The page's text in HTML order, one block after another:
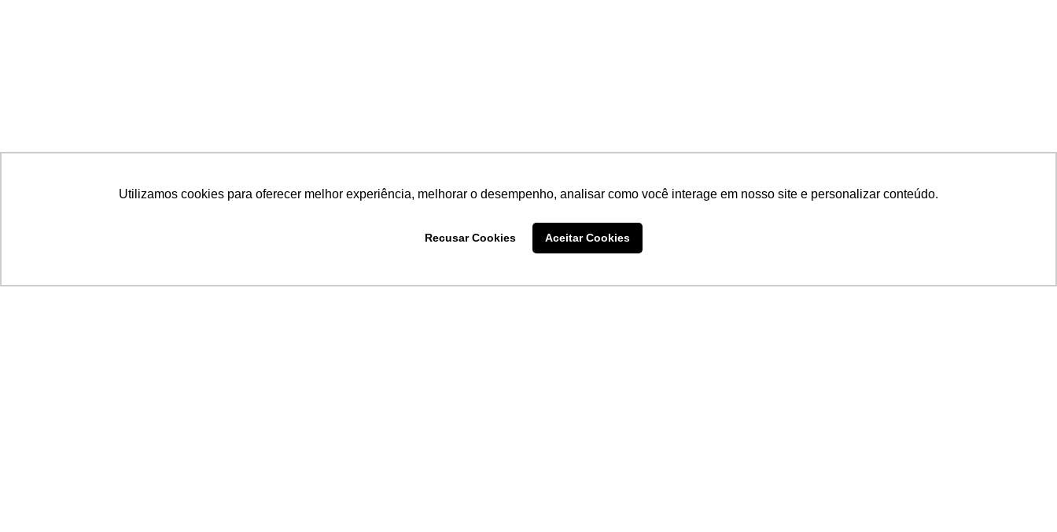
Utilizamos cookies para oferecer melhor experiência, melhorar o desempenho, analisar como você interage em nosso site e personalizar conteúdo.
Recusar Cookies Aceitar Cookies